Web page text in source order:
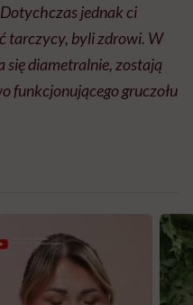
jednak ci
tarczycy, byli zdrowi. W
się diametralnie, zostają
funkcjonującego gruczołu